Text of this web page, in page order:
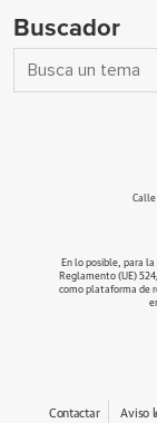
Buscador
En lo posible, para
Reglamento (UE)
como plataforma de
Contactar Aviso